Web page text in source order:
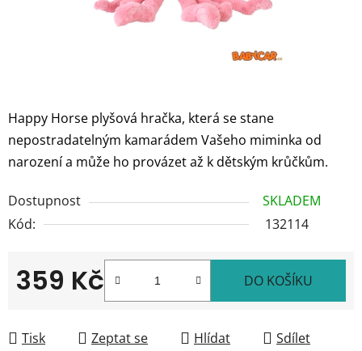
Happy Horse plyšová hračka, která se stane
nepostradatelným kamarádem Vašeho miminka od
narození a může ho provázet až k dětským krůčkům.
Dostupnost
SKLADEM
Kód:
132114
359 Kč DO KOŠÍKU
Tisk Zeptat se Hlídat Sdílet